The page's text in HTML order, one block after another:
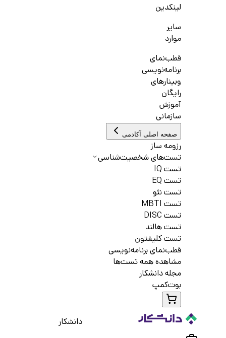
لینکدین
سایر
موارد
قطب‌نمای
برنامه‌نویسی
وبینارهای
رایگان
آموزش
سازمانی
صفحه اصلی آکادمی
رزومه ساز
تست‌های شخصیت‌شناسی
تست IQ
تست EQ
تست نئو
تست MBTI
تست DISC
تست هالند
تست کلیفتون
قطب‌نمای برنامه‌نویسی
مشاهده همه تست‌ها
مجله دانشکار
بوت‌کمپ
دانشکار